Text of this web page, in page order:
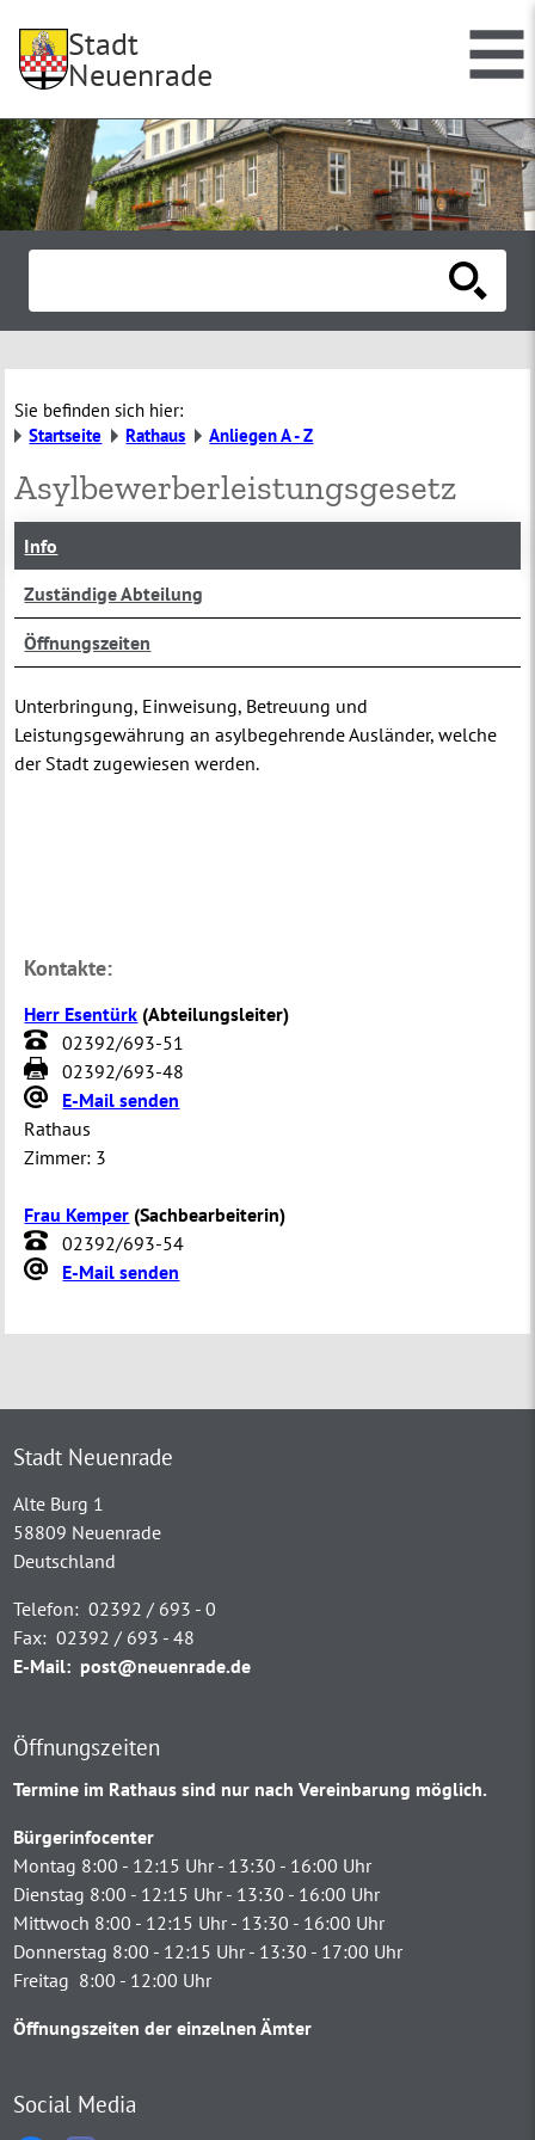
Stadt
Neuenrade
Sie befinden sich hier:
Startseite
Rathaus Anliegen A - Z
Asylbewerberleistungsgesetz
Info
Zuständige Abteilung
Öffnungszeiten
Unterbringung, Einweisung, Betreuung und
Leistungsgewährung an asylbegehrende Ausländer, welche
der Stadt zugewiesen werden.
Kontakte:
Herr Esentürk (Abteilungsleiter)
02392/693-51
02392/693-48
E-Mail senden
Rathaus
Zimmer: 3
Frau Kemper (Sachbearbeiterin)
02392/693-54
E-Mail senden
Stadt Neuenrade
Alte Burg 1
58809 Neuenrade
Deutschland
Telefon: 02392 / 693 - 0
Fax: 02392 / 693 - 48
E-Mail: post@neuenrade.de
Öffnungszeiten
Termine im Rathaus sind nur nach Vereinbarung möglich.
Bürgerinfocenter
Montag 8:00 - 12:15 Uhr - 13:30 - 16:00 Uhr
Dienstag 8:00 - 12:15 Uhr - 13:30 - 16:00 Uhr
Mittwoch 8:00 - 12:15 Uhr - 13:30 - 16:00 Uhr
Donnerstag 8:00 - 12:15 Uhr - 13:30 - 17:00 Uhr
Freitag 8:00 - 12:00 Uhr
Öffnungszeiten der einzelnen Ämter
Social Media